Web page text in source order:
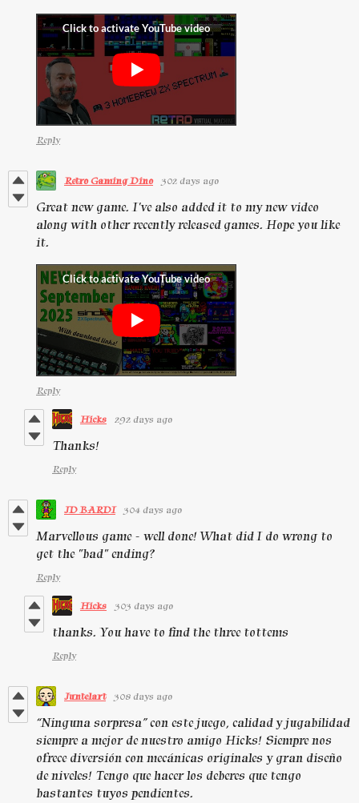
Reply
Retro Gaming Dino 302 days ago
Great new game. I've also added it to my new video
along with other recently released games. Hope you like
it.
Reply
Hicks 292 days ago
Thanks!
Reply
JD BARDI 304 days ago
Marvellous game - well done! What did I do wrong to
get the "bad" ending?
Reply
Hicks 303 days ago
thanks. You have to find the three tottems
Reply
Juntelart 308 days ago
“Ninguna sorpresa” con este juego, calidad y jugabilidad
siempre a mejor de nuestro amigo Hicks! Siempre nos
ofrece diversión con mecánicas originales y gran diseño
de niveles! Tengo que hacer los deberes que tengo
bastantes tuyos pendientes.